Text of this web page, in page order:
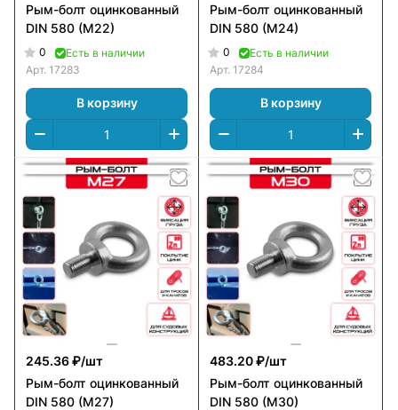
Рым-болт оцинкованный
DIN 580 (M22)
0
Есть в наличии
Арт. 17283
В корзину
Рым-болт оцинкованный
DIN 580 (M24)
0
Есть в наличии
Арт. 17284
В корзину
245.36 ₽/шт
Рым-болт оцинкованный
DIN 580 (M27)
483.20 ₽/шт
Рым-болт оцинкованный
DIN 580 (M30)